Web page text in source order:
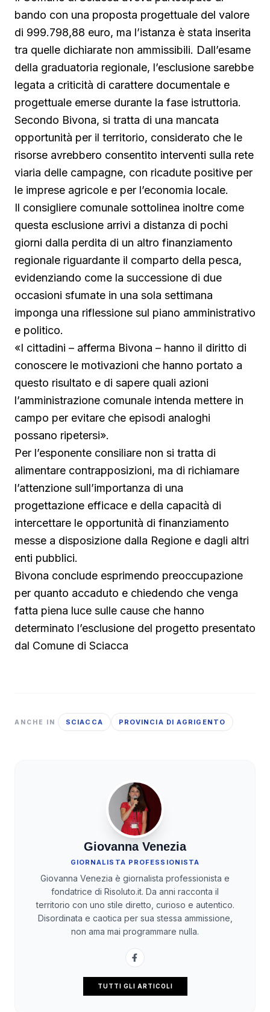
bando con una proposta progettuale del valore
di 999.798,88 euro, ma l’istanza è stata inserita
tra quelle dichiarate non ammissibili. Dall’esame
della graduatoria regionale, l’esclusione sarebbe
legata a criticità di carattere documentale e
progettuale emerse durante la fase istruttoria.
Secondo Bivona, si tratta di una mancata
opportunità per il territorio, considerato che le
risorse avrebbero consentito interventi sulla rete
viaria delle campagne, con ricadute positive per
le imprese agricole e per l’economia locale.
Il consigliere comunale sottolinea inoltre come
questa esclusione arrivi a distanza di pochi
giorni dalla perdita di un altro finanziamento
regionale riguardante il comparto della pesca,
evidenziando come la successione di due
occasioni sfumate in una sola settimana
imponga una riflessione sul piano amministrativo
e politico.
«I cittadini – afferma Bivona – hanno il diritto di
conoscere le motivazioni che hanno portato a
questo risultato e di sapere quali azioni
l’amministrazione comunale intenda mettere in
campo per evitare che episodi analoghi
possano ripetersi».
Per l’esponente consiliare non si tratta di
alimentare contrapposizioni, ma di richiamare
l’attenzione sull’importanza di una
progettazione efficace e della capacità di
intercettare le opportunità di finanziamento
messe a disposizione dalla Regione e dagli altri
enti pubblici.
Bivona conclude esprimendo preoccupazione
per quanto accaduto e chiedendo che venga
fatta piena luce sulle cause che hanno
determinato l’esclusione del progetto presentato
dal Comune di Sciacca
ANCHE IN SCIACCA PROVINCIA DI AGRIGENTO
Giovanna Venezia
GIORNALISTA PROFESSIONISTA
Giovanna Venezia è giornalista professionista e
fondatrice di Risoluto.it. Da anni racconta il
territorio con uno stile diretto, curioso e autentico.
Disordinata e caotica per sua stessa ammissione,
non ama mai programmare nulla.
TUTTI GLI ARTICOLI